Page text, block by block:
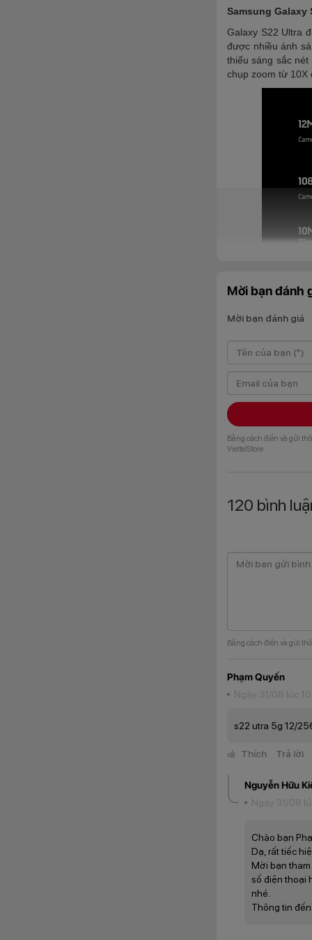
Samsung Galaxy
Galaxy S22 Ultra
được nhiều ánh
thiếu sáng sắc
chụp zoom từ 10X
Camera chính
hình siêu sắc nét
những khoảnh
vẫn rất chi tiết và
Ngoài khả năng
đem lại các
But S Pen nhanh
cắm tiện dụng
công nghệ AI
Mời bạn đánh
Mời bạn đánh giá
Bằng cách điền và gửi
ViettelStore
120 bình
Bằng cách điền và gửi
Phạm Quyến
Ngày 31/08 lúc
s22 utra 5g 12/
Thích Trả lời
Nguyễn Hữu
Ngày 31/08
Chào bạn
Dạ, rất tiếc
Mời bạn
số điện thoại
nhé.
Thông tin